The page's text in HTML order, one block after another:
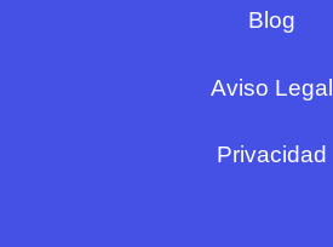
Blog
Aviso Legal
Privacidad